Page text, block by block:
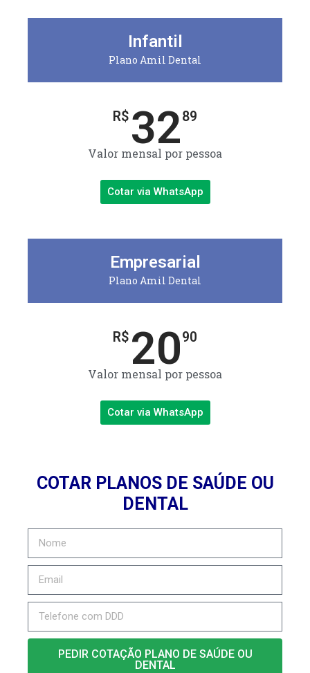
Infantil
Plano Amil Dental
R$ 3289
Valor mensal por pessoa
Cotar via WhatsApp
Empresarial
Plano Amil Dental
R$ 2090
Valor mensal por pessoa
Cotar via WhatsApp
COTAR PLANOS DE SAÚDE OU
DENTAL
PEDIR COTAÇÃO PLANO DE SAÚDE OU
DENTAL